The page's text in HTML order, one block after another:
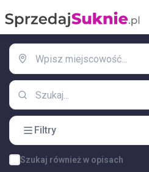
Filtry
Szukaj również w opisach